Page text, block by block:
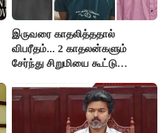
இருவரை காதலித்ததால்
விபரீதம்... 2 காதலன்களும்
சேர்ந்து சிறுமியை கூட்டு
செய்த கொடூரம்